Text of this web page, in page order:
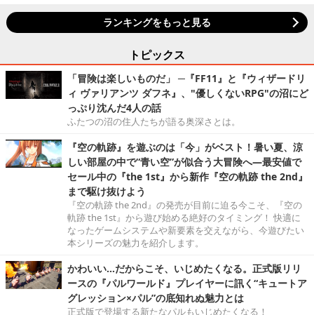
ランキングをもっと見る
トピックス
「冒険は楽しいものだ」 ─『FF11』と『ウィザードリ
ィ ヴァリアンツ ダフネ』、"優しくないRPG"の沼にど
っぷり沈んだ4人の話
ふたつの沼の住人たちが語る奥深さとは。
『空の軌跡』を遊ぶのは「今」がベスト！暑い夏、涼
しい部屋の中で“青い空”が似合う大冒険へ―最安値で
セール中の『the 1st』から新作『空の軌跡 the 2nd』
まで駆け抜けよう
『空の軌跡 the 2nd』の発売が目前に迫る今こそ、『空の
軌跡 the 1st』から遊び始める絶好のタイミング！ 快適に
なったゲームシステムや新要素を交えながら、今遊びたい
本シリーズの魅力を紹介します。
かわいい…だからこそ、いじめたくなる。正式版リリ
ースの『パルワールド』プレイヤーに訊く“キュートア
グレッション×パル”の底知れぬ魅力とは
正式版で登場する新たなパルもいじめたくなる！